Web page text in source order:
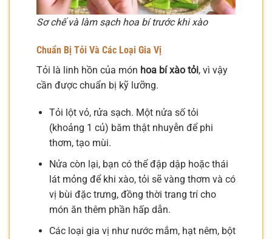
Sơ chế và làm sạch hoa bí trước khi xào
Chuẩn Bị Tỏi Và Các Loại Gia Vị
Tỏi là linh hồn của món hoa bí xào tỏi, vì vậy
cần được chuẩn bị kỹ lưỡng.
Tỏi lột vỏ, rửa sạch. Một nửa số tỏi
(khoảng 1 củ) băm thật nhuyễn để phi
thơm, tạo mùi.
Nửa còn lại, bạn có thể đập dập hoặc thái
lát mỏng để khi xào, tỏi sẽ vàng thơm và có
vị bùi đặc trưng, đồng thời trang trí cho
món ăn thêm phần hấp dẫn.
Các loại gia vị như nước mắm, hạt nêm, bột